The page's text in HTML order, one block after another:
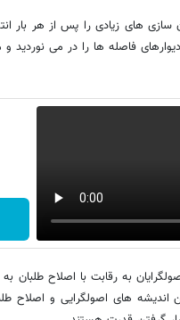
سازی های زیادی را پس از هر
فاصله ها را در می نوردید
به رقابت با اصلاح
اندیشه های اصولگرایی و اصلاح